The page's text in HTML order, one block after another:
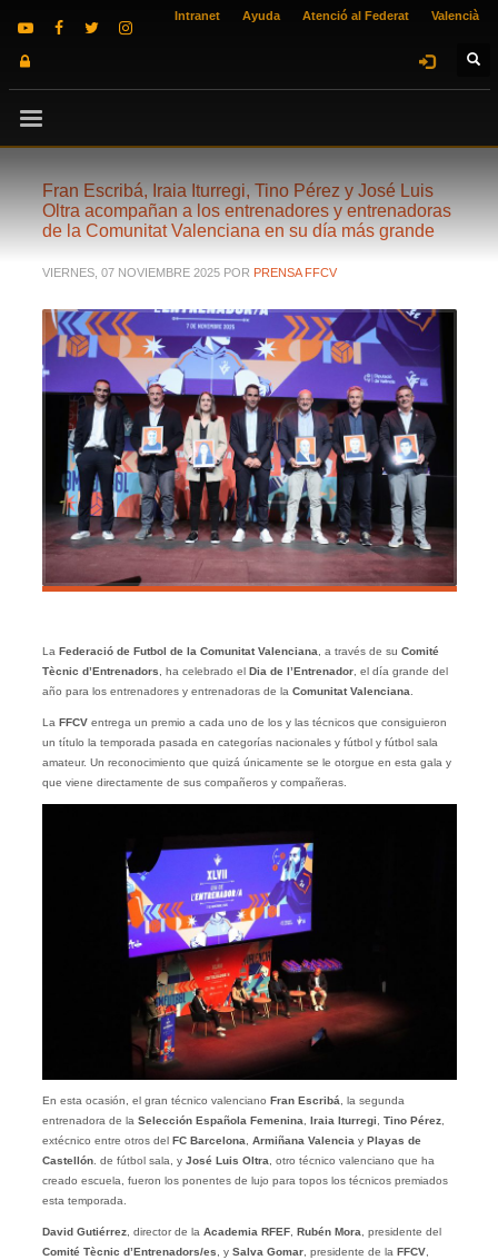
Intranet Ayuda Atenció al Federat Valencià
Fran Escribá, Iraia Iturregi, Tino Pérez y José Luis
Oltra acompañan a los entrenadores y entrenadoras
de la Comunitat Valenciana en su día más grande
VIERNES, 07 NOVIEMBRE 2025 POR PRENSA FFCV
La Federació de Futbol de la Comunitat Valenciana , a través de su Comité
Tècnic d’Entrenadors , ha celebrado elDia de l’Entrenador, el día grande del
año para los entrenadores y entrenadoras de la Comunitat Valenciana
La FFCVentrega un premio a cada uno de los y las técnicos que consiguieron
un título la temporada pasada en categorías nacionales y fútbol y fútbol sala
amateur. Un reconocimiento que quizá únicamente se le otorgue en esta gala y
que viene directamente de sus compañeros y compañeras.
En esta ocasión, el gran técnico valenciano Fran Escribá, la segunda
entrenadora de la Selección Española Femenina, Iraia Iturregi, Tino Pérez,
extécnico entre otros del FC Barcelona, Armiñana Valenciay Playas de
Castellón. de fútbol sala, y José Luis Oltra, otro técnico valenciano que ha
creado escuela, fueron los ponentes de lujo para topos los técnicos premiados
esta temporada.
David Gutiérrez, director de la Academia RFEF, Rubén Mora, presidente del
Comité Tècnic d’Entrenadors/es, y Salva Gomar, presidente de la FFCV,